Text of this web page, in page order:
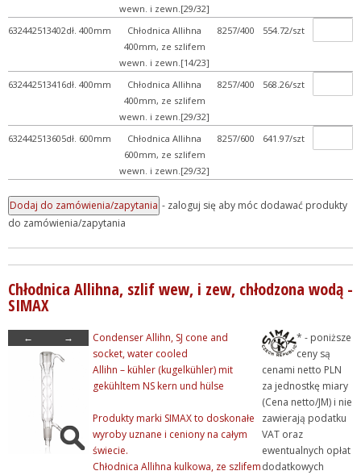
wewn. i zewn.[29/32]
632442513402dł. 400mm
Chłodnica Allihna
400mm, ze szlifem
wewn. i zewn.[14/23]
8257/400 554.72/szt
632442513416dł. 400mm
Chłodnica Allihna
400mm, ze szlifem
wewn. i zewn.[29/32]
8257/400 568.26/szt
632442513605dł. 600mm
Chłodnica Allihna
600mm, ze szlifem
wewn. i zewn.[29/32]
8257/600 641.97/szt
- zaloguj się aby móc dodawać produkty
do zamówienia/zapytania
Chłodnica Allihna, szlif wew, i zew, chłodzona wodą -
SIMAX
← →
Condenser Allihn, SJ cone and
socket, water cooled
Allihn – kühler (kugelkühler) mit
gekühltem NS kern und hülse
Produkty marki SIMAX to doskonałe
wyroby uznane i ceniony na całym
świecie.
Chłodnica Allihna kulkowa, ze szlifem
* - poniższe
ceny są
cenami netto PLN
za jednostkę miary
(Cena netto/JM) i nie
zawierają podatku
VAT oraz
ewentualnych opłat
dodatkowych